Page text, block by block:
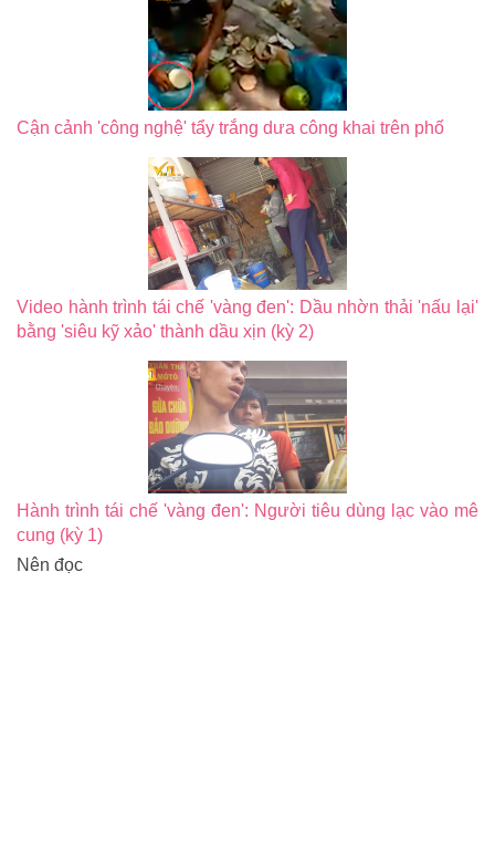
Cận cảnh 'công nghệ' tẩy trắng dưa công khai trên phố
Video hành trình tái chế 'vàng đen': Dầu nhờn thải 'nấu lại'
bằng 'siêu kỹ xảo' thành dầu xịn (kỳ 2)
Hành trình tái chế 'vàng đen': Người tiêu dùng lạc vào mê
cung (kỳ 1)
Nên đọc